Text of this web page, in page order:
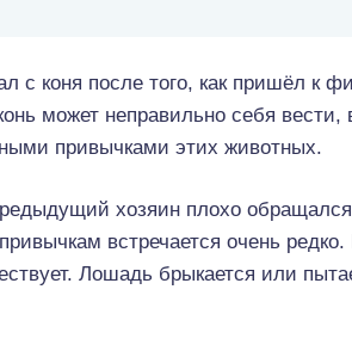
с коня после того, как пришёл к
может неправильно себя вести,
привычками этих животных.
хозяин плохо
встречается очень
Лошадь брыкается или